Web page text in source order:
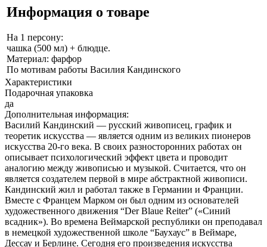
Информация о товаре
На 1 персону:
чашка (500 мл) + блюдце.
Материал: фарфор
По мотивам работы Василия Кандинского
Характеристики
Подарочная упаковка
да
Дополнительная информация:
Василий Кандинский — русский живописец, график и
теоретик искусства — является одним из великих пионеров
искусства 20-го века. В своих разносторонних работах он
описывает психологический эффект цвета и проводит
аналогию между живописью и музыкой. Считается, что он
является создателем первой в мире абстрактной живописи.
Кандинский жил и работал также в Германии и Франции.
Вместе с Францем Марком он был одним из основателей
художественного движения “Der Blaue Reiter” («Синий
всадник»). Во времена Веймарской республики он преподавал
в немецкой художественной школе “Баухаус” в Веймаре,
Дессау и Берлине. Сегодня его произведения искусства